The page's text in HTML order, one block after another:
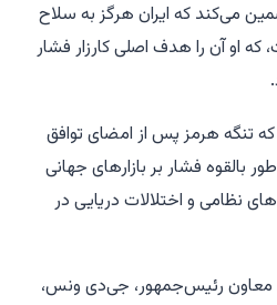
می‌کند که ایران هرگز به سلاح
او آن را هدف اصلی کارزار فشار
هرمز پس از امضای توافق
بالقوه فشار بر بازارهای جهانی
نظامی و اختلالات دریایی در
معاون رئیس‌جمهور، جی‌دی ونس،